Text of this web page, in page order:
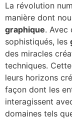
La révolution
manière dont
graphique. Avec
sophistiqués, les
des miracles
techniques.
leurs horizons
façon dont les
interagissent
domaines tels